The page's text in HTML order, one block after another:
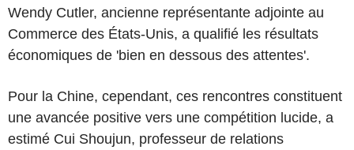
Wendy Cutler, ancienne représentante adjointe au
Commerce des États-Unis, a qualifié les résultats
économiques de 'bien en dessous des attentes'.
Pour la Chine, cependant, ces rencontres constituent
une avancée positive vers une compétition lucide, a
estimé Cui Shoujun, professeur de relations